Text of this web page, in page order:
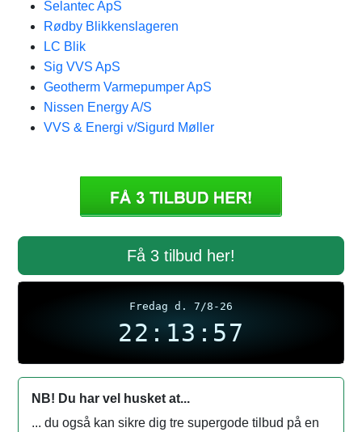
Selantec ApS
Rødby Blikkenslageren
LC Blik
Sig VVS ApS
Geotherm Varmepumper ApS
Nissen Energy A/S
VVS & Energi v/Sigurd Møller
Få 3 tilbud her!
Fredag d. 7/8-26
22:13:58
NB! Du har vel husket at...
... du også kan sikre dig tre supergode tilbud på en